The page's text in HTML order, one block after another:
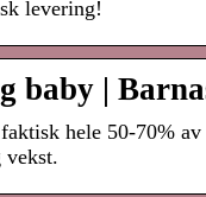
levering!
baby |
hele 50-70%
vekst.